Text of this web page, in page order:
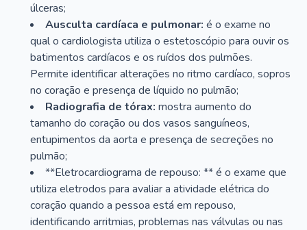
úlceras;
Ausculta cardíaca e pulmonar: é o exame no
qual o cardiologista utiliza o estetoscópio para ouvir os
batimentos cardíacos e os ruídos dos pulmões.
Permite identificar alterações no ritmo cardíaco, sopros
no coração e presença de líquido no pulmão;
Radiografia de tórax: mostra aumento do
tamanho do coração ou dos vasos sanguíneos,
entupimentos da aorta e presença de secreções no
pulmão;
**Eletrocardiograma de repouso: ** é o exame que
utiliza eletrodos para avaliar a atividade elétrica do
coração quando a pessoa está em repouso,
identificando arritmias, problemas nas válvulas ou nas